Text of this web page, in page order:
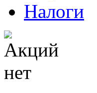
Налоги